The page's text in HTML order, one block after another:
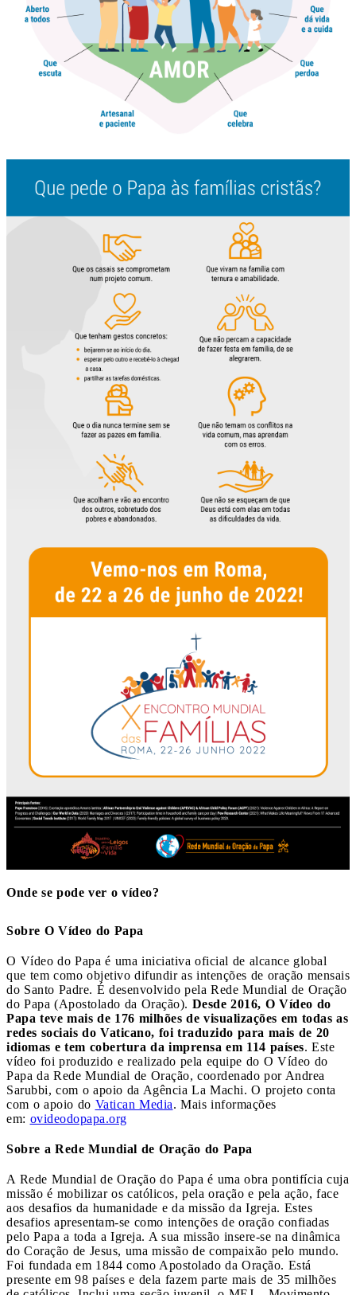
Onde se pode ver o vídeo?
Sobre O Vídeo do Papa
O Vídeo do Papa é uma iniciativa oficial de alcance global
que tem como objetivo difundir as intenções de oração mensais
do Santo Padre. É desenvolvido pela Rede Mundial de Oração
do Papa (Apostolado da Oração). Desde 2016, O Vídeo do
Papa teve mais de 176 milhões de visualizações em todas as
redes sociais do Vaticano, foi traduzido para mais de 20
idiomas e tem cobertura da imprensa em 114 países. Este
vídeo foi produzido e realizado pela equipe do O Vídeo do
Papa da Rede Mundial de Oração, coordenado por Andrea
Sarubbi, com o apoio da Agência La Machi. O projeto conta
com o apoio do Vatican Media. Mais informações
em: ovideodopapa.org
Sobre a Rede Mundial de Oração do Papa
A Rede Mundial de Oração do Papa é uma obra pontifícia cuja
missão é mobilizar os católicos, pela oração e pela ação, face
aos desafios da humanidade e da missão da Igreja. Estes
desafios apresentam-se como intenções de oração confiadas
pelo Papa a toda a Igreja. A sua missão insere-se na dinâmica
do Coração de Jesus, uma missão de compaixão pelo mundo.
Foi fundada em 1844 como Apostolado da Oração. Está
presente em 98 países e dela fazem parte mais de 35 milhões